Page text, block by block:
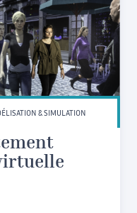
& SIMULATION